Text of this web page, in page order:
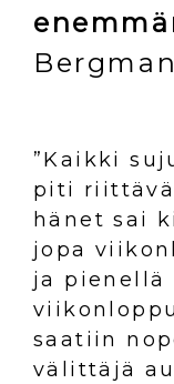
”Kaikki
piti
hänet sai
jopa
ja pienellä
saatiin
välittäjä